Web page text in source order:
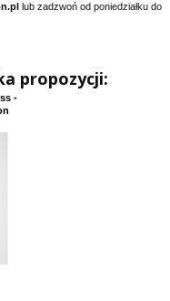
lub zadzwoń od poniedziałku do
propozycji:
-